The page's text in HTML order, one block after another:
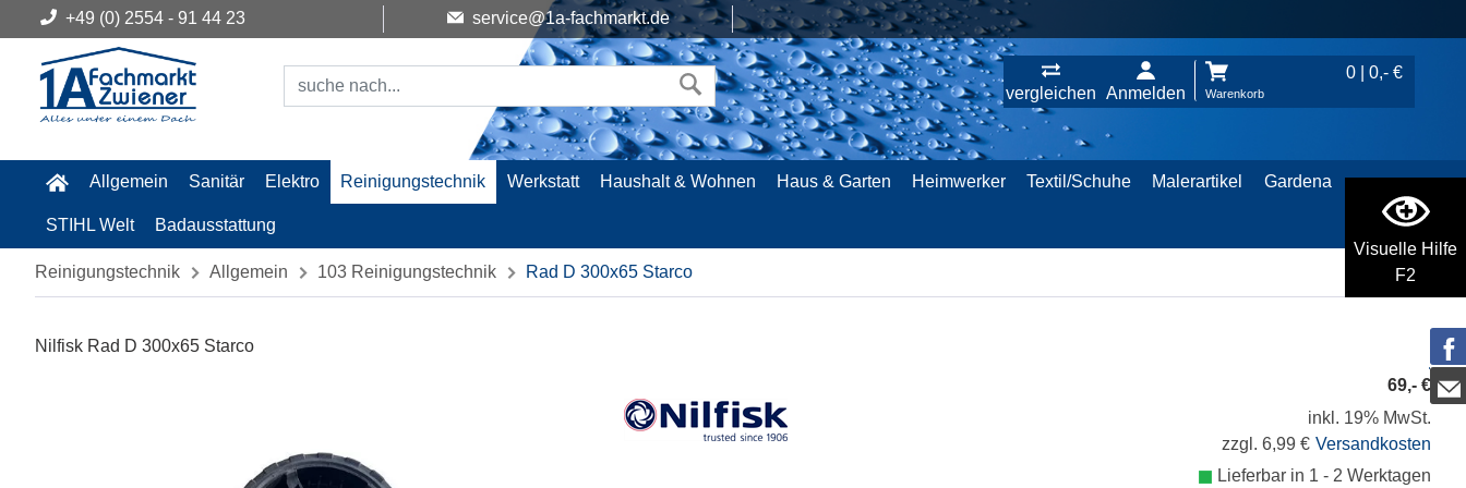
Visuelle Hilfe
F2
+49 (0) 2554 - 91 44 23 service@1a-fachmarkt.de
vergleichen Anmelden
0 | 0,- €
Warenkorb
Allgemein Sanitär Elektro Reinigungstechnik Werkstatt Haushalt & Wohnen Haus & Garten Heimwerker Textil/Schuhe Malerartikel Gardena
STIHL Welt Badausstattung
Reinigungstechnik Allgemein 103 Reinigungstechnik Rad D 300x65 Starco
Nilfisk Rad D 300x65 Starco
69,- €
inkl. 19% MwSt.
zzgl. 6,99 € Versandkosten
Lieferbar in 1 - 2 Werktagen